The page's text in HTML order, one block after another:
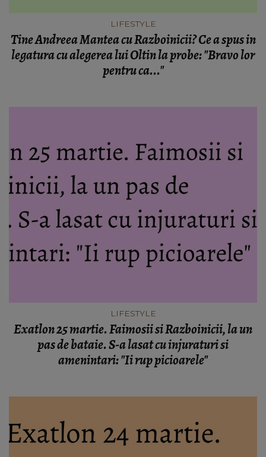
LIFESTYLE
Tine Andreea Mantea cu Razboinicii? Ce a spus in
legatura cu alegerea lui Oltin la probe: "Bravo lor
pentru ca..."
LIFESTYLE
Exatlon 25 martie. Faimosii si Razboinicii, la un
pas de bataie. S-a lasat cu injuraturi si
amenintari: "Ii rup picioarele"